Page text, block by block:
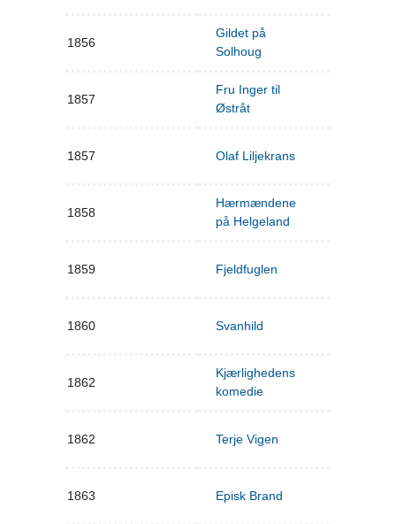
1856
Gildet på
Solhoug
1857
Fru Inger til
Østråt
1857 Olaf Liljekrans
1858
Hærmændene
på Helgeland
1859 Fjeldfuglen
1860 Svanhild
1862
Kjærlighedens
komedie
1862 Terje Vigen
1863 Episk Brand